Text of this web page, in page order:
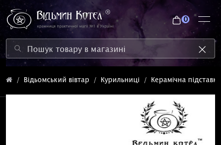
0
Відьомський вівтар Курильниці Керамічна підставка